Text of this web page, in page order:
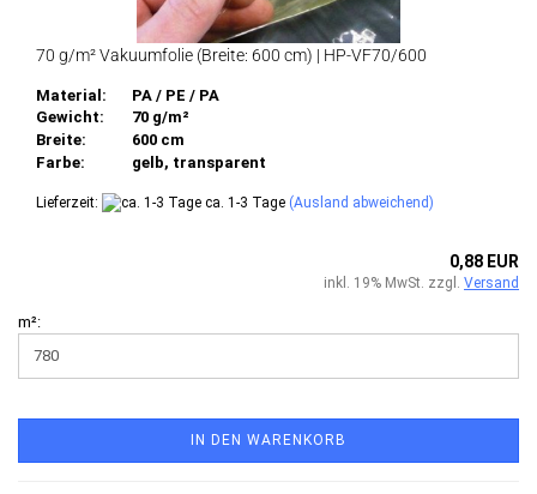
70 g/m² Vakuumfolie (Breite: 600 cm) | HP-VF70/600
Material:
PA / PE / PA
Gewicht:
70 g/m²
Breite:
600 cm
Farbe:
gelb, transparent
Lieferzeit: ca. 1-3 Tage (Ausland abweichend)
0,88 EUR
inkl. 19% MwSt. zzgl. Versand
m²:
IN DEN WARENKORB